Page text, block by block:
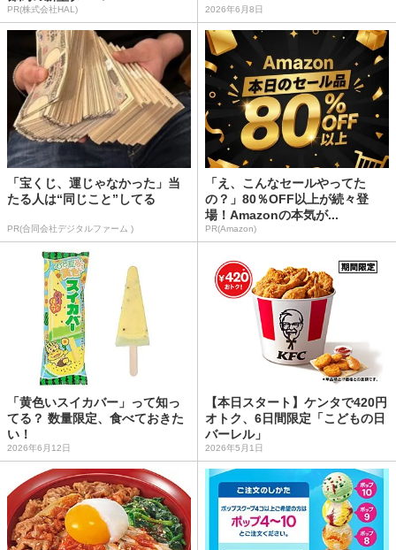
PR(株式会社HAL) 2026年6月8日
「宝くじ、運じゃなかった」当
たる人は“同じこと”してる
PR(合同会社デジタルファーム )
「え、こんなセールやってた
の？」80％OFF以上が続々登
場！Amazonの本気が...
PR(Amazon)
「黄色いスイカバー」って知っ
てる？ 数量限定、食べておきた
い！
2026年6月12日
【本日スタート】ケンタで420円
オトク、6日間限定「こどもの日
バーレル」
2026年5月1日